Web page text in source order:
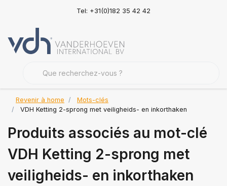
Tel: +31(0)182 35 42 42
Revenir à home
Mots-clés
VDH Ketting 2-sprong met veiligheids- en inkorthaken
Produits associés au mot-clé
VDH Ketting 2-sprong met
veiligheids- en inkorthaken